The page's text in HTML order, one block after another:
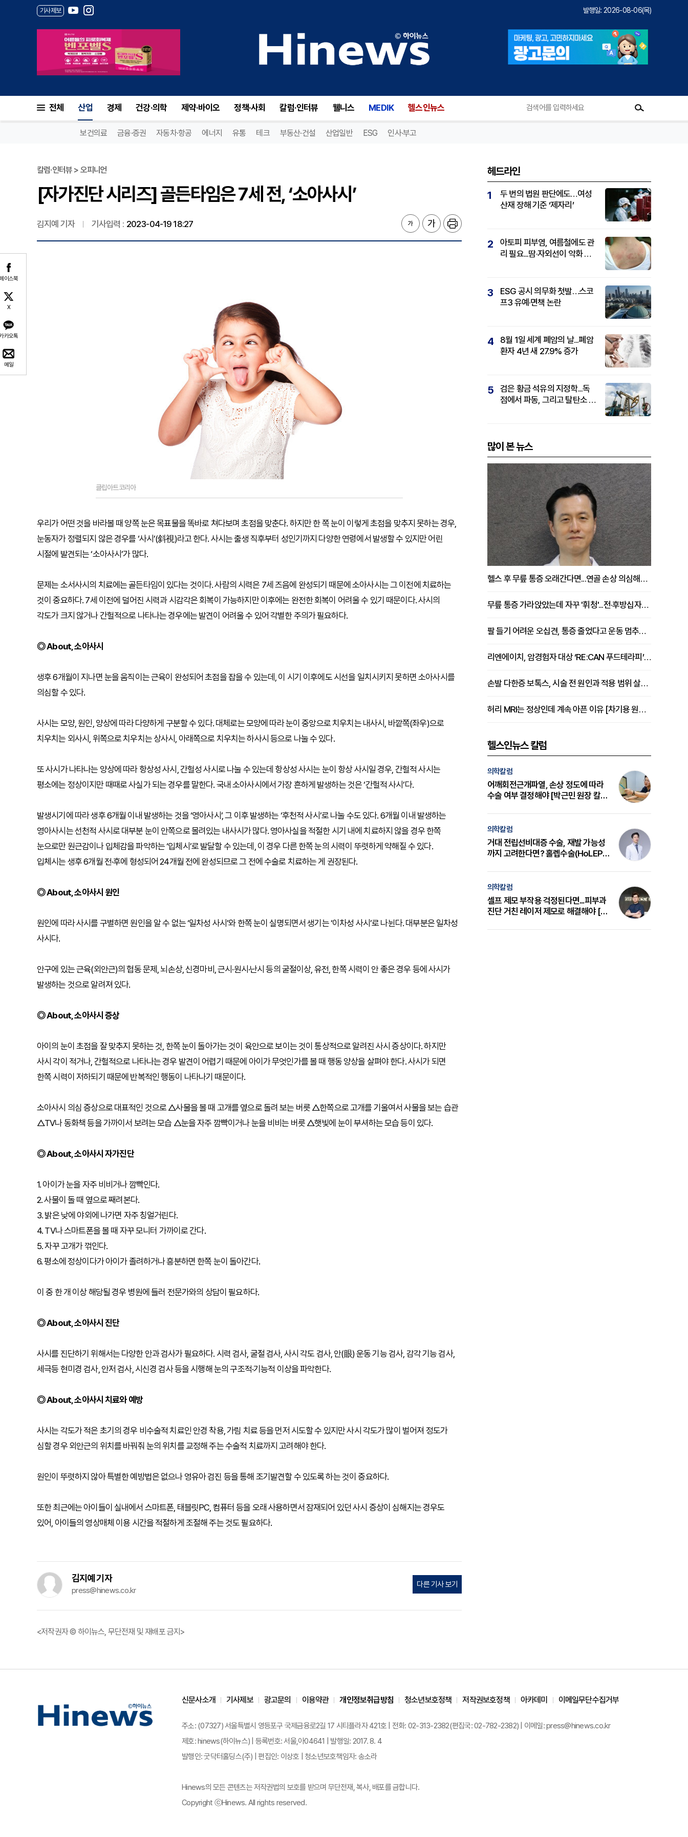
기사제보 발행일: 2026-08-06(목)
전체 산업 경제 건강·의학 제약·바이오 정책·사회 칼럼·인터뷰 웰니스 MEDIK 헬스인뉴스
보건의료 금융·증권 자동차·항공 에너지 유통 테크 부동산·건설 산업일반 ESG 인사·부고
이스북
X
카오톡
메일
칼럼·인터뷰 > 오피니언
[자가진단 시리즈] 골든타임은 7세 전, ‘소아사시’
김지예 기자 기사입력 : 2023-04-19 18:27
클립아트코리아
우리가 어떤 것을 바라볼 때 양쪽 눈은 목표물을 똑바로 쳐다보며 초점을 맞춘다. 하지만 한 쪽 눈이 이렇게 초점을 맞추지 못하는 경우,
눈동자가 정렬되지 않은 경우를 ‘사시’(斜視)라고 한다. 사시는 출생 직후부터 성인기까지 다양한 연령에서 발생할 수 있지만 어린
시절에 발견되는 ‘소아사시’가 많다.
문제는 소서사시의 치료에는 골든타임이 있다는 것이다. 사람의 시력은 7세 즈음에 완성되기 때문에 소아사시는 그 이전에 치료하는
것이 중요하다. 7세 이전에 덜어진 시력과 시감각은 회복이 가능하지만 이후에는 완전한 회복이 어려울 수 있기 때문이다. 사시의
각도가 크지 않거나 간헐적으로 나타나는 경우에는 발견이 어려울 수 있어 각별한 주의가 필요하다.
◎ About, 소아사시
생후 6개월이 지나면 눈을 움직이는 근육이 완성되어 초점을 잡을 수 있는데, 이 시기 이후에도 시선을 일치시키지 못하면 소아사시를
의심할 수 있다.
사시는 모양, 원인, 양상에 따라 다양하게 구분할 수 있다. 대체로는 모양에 따라 눈이 중앙으로 치우치는 내사시, 바깥쪽(좌우)으로
치우치는 외사시, 위쪽으로 치우치는 상사시, 아래쪽으로 치우치는 하사시 등으로 나눌 수 있다.
또 사시가 나타나는 양상에 따라 항상성 사시, 간헐성 사시로 나눌 수 있는데 항상성 사시는 눈이 항상 사시일 경우, 간헐적 사시는
평소에는 정상이지만 때때로 사실가 되는 경우를 말한다. 국내 소아사시에서 가장 흔하게 발생하는 것은 ‘간헐적 사시’다.
발생시기에 따라 생후 6개월 이내 발생하는 것을 ‘영아사시’, 그 이후 발생하는 ‘후천적 사시’로 나눌 수도 있다. 6개월 이내 발생하는
영아사시는 선천적 사시로 대부분 눈이 안쪽으로 몰려있는 내사시가 많다. 영아사실을 적절한 시기 내에 치료하지 않을 경우 한쪽
눈으로만 원근감이나 입체감을 파악하는 ‘입체시’로 발달할 수 있는데, 이 경우 다른 한쪽 눈의 시력이 뚜렷하게 약해질 수 있다.
입체시는 생후 6개월 전·후에 형성되어 24개월 전에 완성되므로 그 전에 수술로 치료하는 게 권장된다.
◎ About, 소아사시 원인
원인에 따라 사시를 구별하면 원인을 알 수 없는 ‘일차성 사시’와 한쪽 눈이 실명되면서 생기는 ‘이차성 사시’로 나뉜다. 대부분은 일차성
사시다.
안구에 있는 근육(외안근)의 협동 문제, 뇌손상, 신경마비, 근시·원시·난시 등의 굴절이상, 유전, 한쪽 시력이 안 좋은 경우 등에 사시가
발생하는 것으로 알려져 있다.
◎ About, 소아사시 증상
아이의 눈이 초점을 잘 맞추지 못하는 것, 한쪽 눈이 돌아가는 것이 육안으로 보이는 것이 통상적으로 알려진 사시 증상이다. 하지만
사시 각이 적거나, 간헐적으로 나타나는 경우 발견이 어렵기 때문에 아이가 무엇인가를 볼 때 행동 양상을 살펴야 한다. 사시가 되면
한쪽 시력이 저하되기 때문에 반복적인 행동이 나타나기 때문이다.
소아사시 의심 증상으로 대표적인 것으로 △사물을 볼 때 고개를 옆으로 돌려 보는 버릇 △한쪽으로 고개를 기울여서 사물을 보는 습관
△TV나 동화책 등을 가까이서 보려는 모습 △눈을 자주 깜빡이거나 눈을 비비는 버릇 △햇빛에 눈이 부셔하는 모습 등이 있다.
◎ About, 소아사시 자가진단
1. 아이가 눈을 자주 비비거나 깜빡인다.
2. 사물이 돌 때 옆으로 째려본다.
3. 밝은 낮에 야외에 나가면 자주 칭얼거린다.
4. TV나 스마트폰을 볼 때 자꾸 모니터 가까이로 간다.
5. 자꾸 고개가 꺾인다.
6. 평소에 정상이다가 아이가 졸려하거나 흥분하면 한쪽 눈이 돌아간다.
이 중 한 개 이상 해당될 경우 병원에 들러 전문가와의 상담이 필요하다.
◎ About, 소아사시 진단
사시를 진단하기 위해서는 다양한 안과 검사가 필요하다. 시력 검사, 굴절 검사, 사시 각도 검사, 안(眼) 운동 기능 검사, 감각 기능 검사,
세극등 현미경 검사, 안저 검사, 시신경 검사 등을 시행해 눈의 구조적·기능적 이상을 파악한다.
◎ About, 소아사시 치료와 예방
사시는 각도가 적은 초기의 경우 비수술적 치료인 안경 착용, 가림 치료 등을 먼저 시도할 수 있지만 사시 각도가 많이 벌어져 정도가
심할 경우 외안근의 위치를 바꿔줘 눈의 위치를 교정해 주는 수술적 치료까지 고려해야 한다.
원인이 뚜렷하지 않아 특별한 예방법은 없으나 영유아 검진 등을 통해 조기발견할 수 있도록 하는 것이 중요하다.
또한 최근에는 아이들이 실내에서 스마트폰, 태블릿PC, 컴퓨터 등을 오래 사용하면서 잠재되어 있던 사시 증상이 심해지는 경우도
있어, 아이들의 영상매체 이용 시간을 적절하게 조절해 주는 것도 필요하다.
김지예 기자
press@hinews.co.kr
다른 기사 보기
<저작권자 © 하이뉴스, 무단전재 및 재배포 금지>
헤드라인
1
두 번의 법원 판단에도…여성
산재 장해 기준 ‘제자리’
2
아토피 피부염, 여름철에도 관
리 필요...땀·자외선이 악화 요
3
ESG 공시 의무화 첫발…스코
프3 유예·면책 논란
4
8월 1일 세계 폐암의 날...폐암
환자 4년 새 27.9% 증가
5
검은 황금 석유의 지정학...독
점에서 파동, 그리고 탈탄소 패
많이 본 뉴스
헬스 후 무릎 통증 오래간다면...연골 손상 의심해야 [김상범 원장 칼럼]
무릎 통증 가라앉았는데 자꾸 '휘청'...전·후방십자인대 파열 확인해야 [곽우경 원장 칼럼]
팔 들기 어려운 오십견, 통증 줄었다고 운동 멈추면 안 되는 이유 [이병욱 원장 칼럼]
리엔에이치, 암경험자 대상 ‘RE:CAN 푸드테라피’ 운영
손발 다한증 보톡스, 시술 전 원인과 적용 범위 살펴야 [강윤일 원장 칼럼]
허리 MRI는 정상인데 계속 아픈 이유 [차기용 원장 칼럼]
헬스인뉴스 칼럼
의학칼럼
어깨회전근개파열, 손상 정도에 따라
수술 여부 결정해야 [박근민 원장 칼
의학칼럼
거대 전립선비대증 수술, 재발 가능성
까지 고려한다면? 홀렙수술(HoLEP)
의학칼럼
셀프 제모 부작용 걱정된다면...피부과
진단 거친 레이저 제모로 해결해야 [변
신문사소개 기사제보 광고문의 이용약관 개인정보취급방침 청소년보호정책 저작권보호정책 아카데미 이메일무단수집거부
주소: (07327) 서울특별시 영등포구 국제금융로2길 17 시티플라자 421호 | 전화: 02-313-2382(편집국: 02-782-2382) | 이메일: press@hinews.co.kr
제호: hinews(하이뉴스) | 등록번호: 서울,아04641 | 발행일: 2017. 8. 4
발행인: 굿닥터홀딩스(주) | 편집인: 이상호 | 청소년보호책임자: 송소라
Hinews의 모든 콘텐츠는 저작권법의 보호를 받으며 무단전재, 복사, 배포를 금합니다.
Copyright ⓒHinews. All rights reserved.